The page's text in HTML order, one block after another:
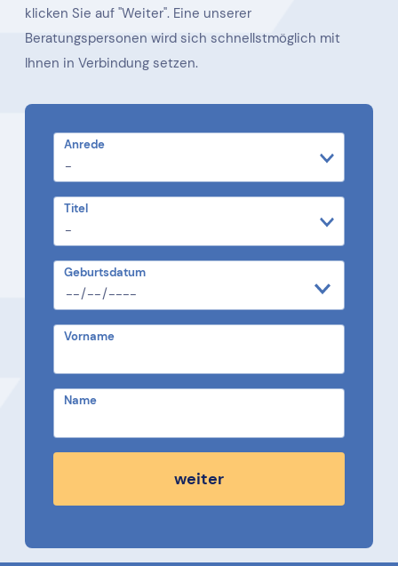
klicken Sie auf "Weiter". Eine unserer
Beratungspersonen wird sich schnellstmöglich mit
Ihnen in Verbindung setzen.
Anrede
Titel
Geburtsdatum
Vorname
Name
weiter